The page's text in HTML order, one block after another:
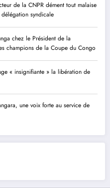
de la CNPR dément tout malaise
syndicale
chez le Président de la
champions de la Coupe du Congo
« insignifiante » la libération de
une voix forte au service de